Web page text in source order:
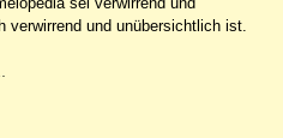
verwirrend und unübersichtlich ist.